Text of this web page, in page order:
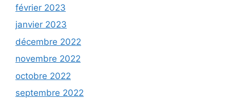
février 2023
janvier 2023
décembre 2022
novembre 2022
octobre 2022
septembre 2022